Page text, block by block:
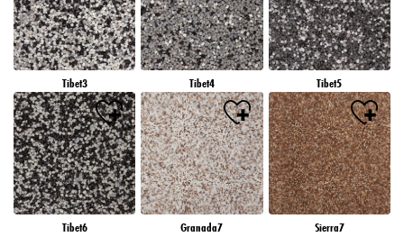
Tibet3 Tibet4 Tibet5
Tibet6 Granada7 Sierra7